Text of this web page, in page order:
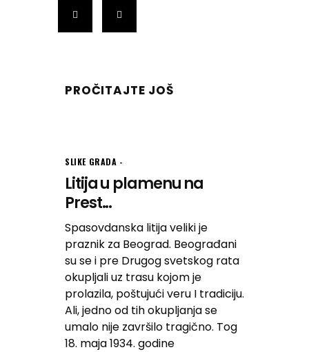
PROČITAJTE JOŠ
SLIKE GRADA
Litija u plamenu na
Prest...
Spasovdanska litija veliki je
praznik za Beograd. Beograđani
su se i pre Drugog svetskog rata
okupljali uz trasu kojom je
prolazila, poštujući veru I tradiciju.
Ali, jedno od tih okupljanja se
umalo nije završilo tragično. Tog
18. maja 1934. godine